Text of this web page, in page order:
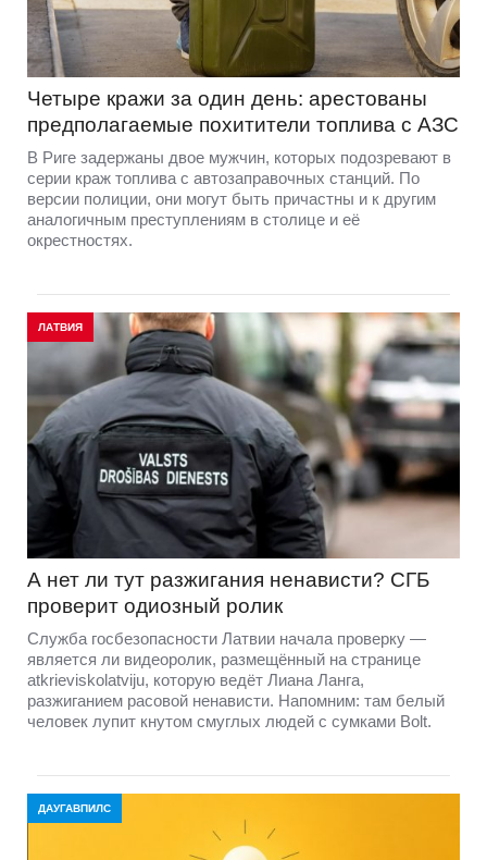
Четыре кражи за один день: арестованы
предполагаемые похитители топлива с АЗС
В Риге задержаны двое мужчин, которых подозревают в
серии краж топлива с автозаправочных станций. По
версии полиции, они могут быть причастны и к другим
аналогичным преступлениям в столице и её
окрестностях.
ЛАТВИЯ
А нет ли тут разжигания ненависти? СГБ
проверит одиозный ролик
Служба госбезопасности Латвии начала проверку —
является ли видеоролик, размещённый на странице
atkrieviskolatviju, которую ведёт Лиана Ланга,
разжиганием расовой ненависти. Напомним: там белый
человек лупит кнутом смуглых людей с сумками Bolt.
ДАУГАВПИЛС